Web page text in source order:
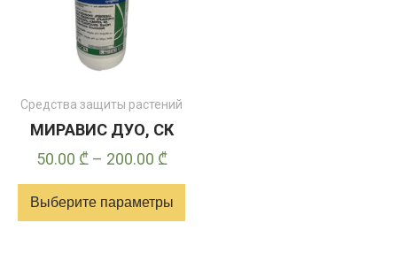
Средства защиты растений
МИРАВИС ДУО, СК
50.00 ₾ – 200.00 ₾Диапазон
цен:
50.00 ₾
Выберите параметры